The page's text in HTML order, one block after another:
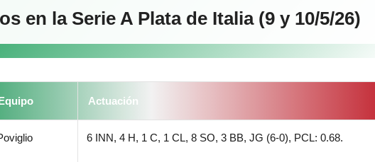
en la Serie A Plata de Italia (9 y 10/5/26)
Actuación
6 INN, 4 H, 1 C, 1 CL, 8 SO, 3 BB, JG (6-0), PCL: 0.68.